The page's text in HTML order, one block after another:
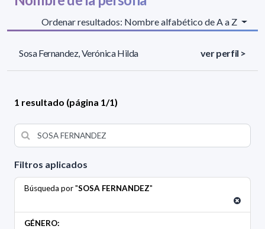
Filtros aplicados
Búsqueda por "SOSA FERNANDEZ"
GÉNERO:
Ordenar resultados: Nombre alfabético de A a Z
Sosa Fernandez, Verónica Hilda ver perfil >
1 resultado (página 1/1)